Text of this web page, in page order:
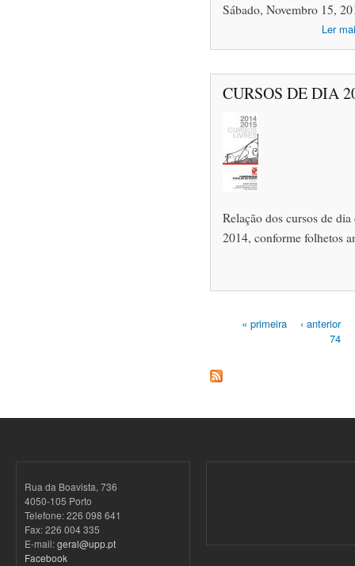
Sábado, Novembro 15,
Ler
CURSOS DE DIA
Relação dos cursos de
2014, conforme folhetos
« primeira ‹ anterior
74
Rua da Boavista, 736
4050-105 Porto
Telefone: 226 098 641
Fax: 226 004 335
E-mail:geral@upp.pt
Facebook